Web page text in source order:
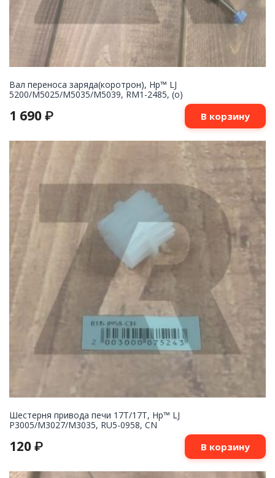
Вал переноса заряда(коротрон), Hp™ LJ
5200/M5025/M5035/M5039, RM1-2485, (о)
1 690 ₽ В корзину
Шестерня привода печи 17T/17T, Hp™ LJ
P3005/M3027/M3035, RU5-0958, CN
120 ₽ В корзину